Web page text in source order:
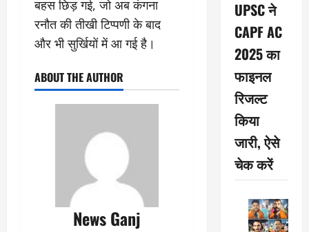
बहस छिड़ गई, जो अब कंगना
रनौत की तीखी टिप्पणी के बाद
और भी सुर्खियों में आ गई है।
ABOUT THE AUTHOR
News Ganj
UPSC ने
CAPF AC
2025 का
फाइनल
रिजल्ट
किया
जारी, ऐसे
चेक करें